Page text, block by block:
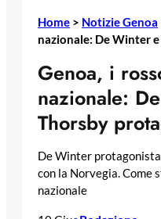
Home > Notizie Genoa
nazionale: De Winter
Genoa, i
nazionale:
Thorsby
De Winter
con la Norvegia. Come
nazionale